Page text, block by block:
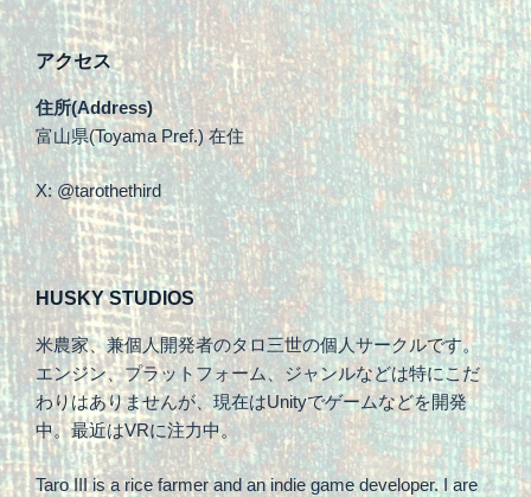
アクセス
住所(Address)
富山県(Toyama Pref.) 在住
X: @tarothethird
HUSKY STUDIOS
米農家、兼個人開発者のタロ三世の個人サークルです。
エンジン、プラットフォーム、ジャンルなどは特にこだ
わりはありませんが、現在はUnityでゲームなどを開発
中。最近はVRに注力中。
Taro III is a rice farmer and an indie game developer. I are